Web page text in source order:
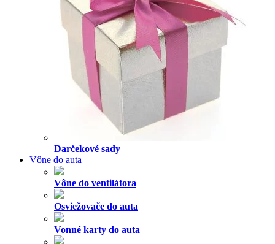
Darčekové sady
Vône do auta
Vône do ventilátora
Osviežovače do auta
Vonné karty do auta